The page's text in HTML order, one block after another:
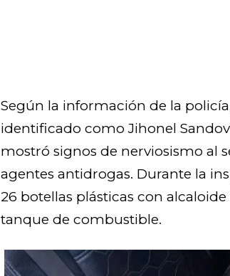
Según la información de la
identificado como Jihonel
mostró signos de nerviosismo al
agentes antidrogas. Durante la
26 botellas plásticas con
tanque de combustible.